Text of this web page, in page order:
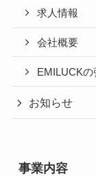
求人情報
会社概要
EMILUCKの
お知らせ
事業内容